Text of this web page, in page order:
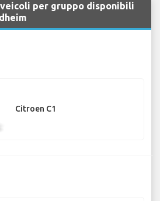
per gruppo disponibili
Citroen C1